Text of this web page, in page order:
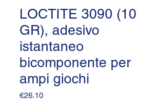
LOCTITE 3090 (10
GR), adesivo
istantaneo
bicomponente per
ampi giochi
€26.10Price